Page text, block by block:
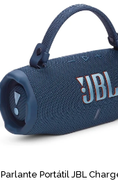
Parlante Portátil JBL